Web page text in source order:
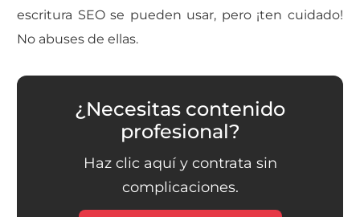
escritura SEO se pueden usar, pero ¡ten cuidado!
No abuses de ellas.
¿Necesitas contenido
profesional?
Haz clic aquí y contrata sin
complicaciones.